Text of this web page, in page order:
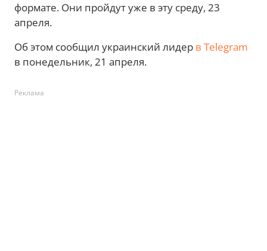
формате. Они пройдут уже в эту среду, 23
апреля.
Об этом сообщил украинский лидер в Telegram
в понедельник, 21 апреля.
Реклама